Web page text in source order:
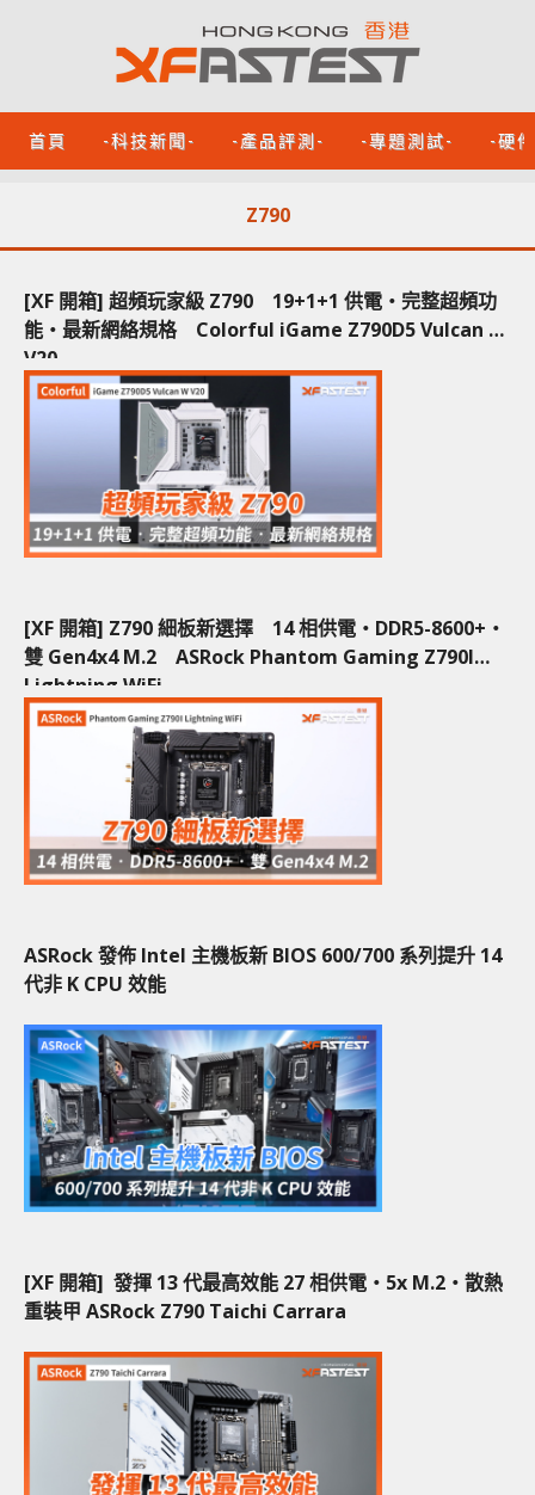
首頁 -科技新聞- -產品評測- -專題測試- -硬
Z790
[XF 開箱] 超頻玩家級 Z790 19+1+1 供電‧完整超頻功
能‧最新網絡規格 Colorful iGame Z790D5 Vulcan W
V20
[XF 開箱] Z790 細板新選擇 14 相供電‧DDR5-8600+‧
雙 Gen4x4 M.2 ASRock Phantom Gaming Z790I
Lightning WiFi
ASRock 發佈 Intel 主機板新 BIOS 600/700 系列提升 14
代非 K CPU 效能
[XF 開箱] 發揮 13 代最高效能 27 相供電‧5x M.2‧散熱
重裝甲 ASRock Z790 Taichi Carrara